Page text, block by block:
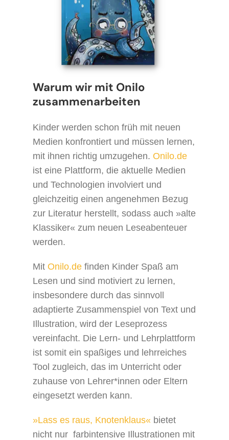
Warum wir mit Onilo
zusammenarbeiten
Kinder werden schon früh mit neuen
Medien konfrontiert und müssen lernen,
mit ihnen richtig umzugehen. Onilo.de
ist eine Plattform, die aktuelle Medien
und Technologien involviert und
gleichzeitig einen angenehmen Bezug
zur Literatur herstellt, sodass auch »alte
Klassiker« zum neuen Leseabenteuer
werden.
Mit Onilo.de finden Kinder Spaß am
Lesen und sind motiviert zu lernen,
insbesondere durch das sinnvoll
adaptierte Zusammenspiel von Text und
Illustration, wird der Leseprozess
vereinfacht. Die Lern- und Lehrplattform
ist somit ein spaßiges und lehrreiches
Tool zugleich, das im Unterricht oder
zuhause von Lehrer*innen oder Eltern
eingesetzt werden kann.
»Lass es raus, Knotenklaus« bietet
nicht nur farbintensive Illustrationen mit